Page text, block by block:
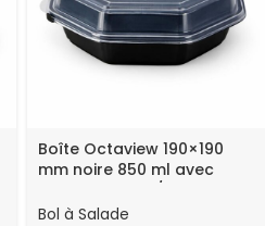
Boîte Octaview 190×190
mm noire 850 ml avec
Bol à Salade